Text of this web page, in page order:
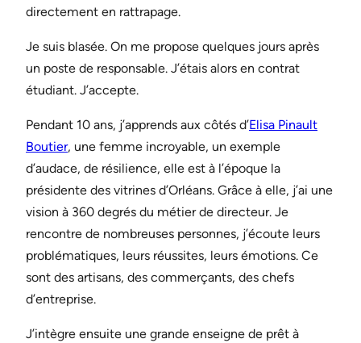
directement en rattrapage.
Je suis blasée. On me propose quelques jours après
un poste de responsable. J’étais alors en contrat
étudiant. J’accepte.
Pendant 10 ans, j’apprends aux côtés d’Elisa Pinault
Boutier, une femme incroyable, un exemple
d’audace, de résilience, elle est à l’époque la
présidente des vitrines d’Orléans. Grâce à elle, j’ai une
vision à 360 degrés du métier de directeur. Je
rencontre de nombreuses personnes, j’écoute leurs
problématiques, leurs réussites, leurs émotions. Ce
sont des artisans, des commerçants, des chefs
d’entreprise.
J’intègre ensuite une grande enseigne de prêt à